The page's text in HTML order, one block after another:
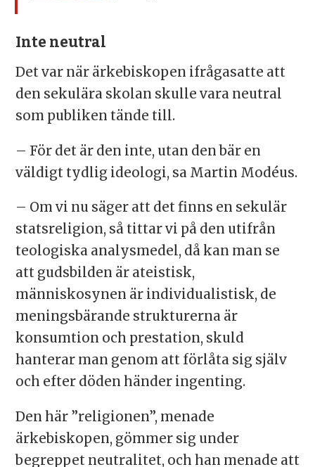
Inte neutral
Det var när ärkebiskopen ifrågasatte att
den sekulära skolan skulle vara neutral
som publiken tände till.
– För det är den inte, utan den bär en
väldigt tydlig ideologi, sa Martin Modéus.
– Om vi nu säger att det finns en sekulär
statsreligion, så tittar vi på den utifrån
teologiska analysmedel, då kan man se
att gudsbilden är ateistisk,
människosynen är individualistisk, de
meningsbärande strukturerna är
konsumtion och prestation, skuld
hanterar man genom att förlåta sig själv
och efter döden händer ingenting.
Den här ”religionen”, menade
ärkebiskopen, gömmer sig under
begreppet neutralitet, och han menade att